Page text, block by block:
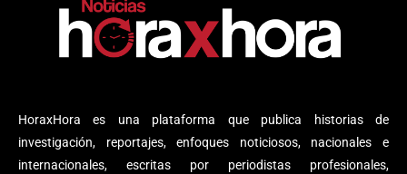
HoraxHora es una plataforma que publica historias de
investigación, reportajes, enfoques noticiosos, nacionales e
internacionales, escritas por periodistas profesionales,